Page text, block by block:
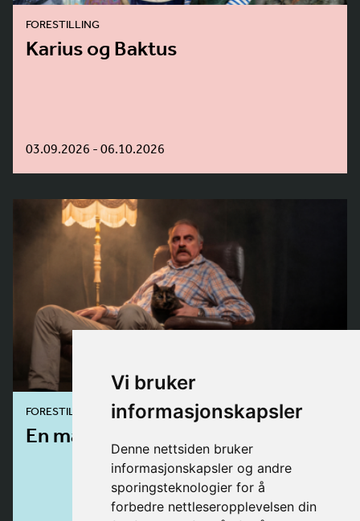
Vi bruker
informasjonskapsler
Denne nettsiden bruker
informasjonskapsler og andre
sporingsteknologier for å
forbedre nettleseropplevelsen din
FORESTILLING
Karius og Baktus
03.09.2026 - 06.10.2026
FORESTILLING
En mann ved navn Ove